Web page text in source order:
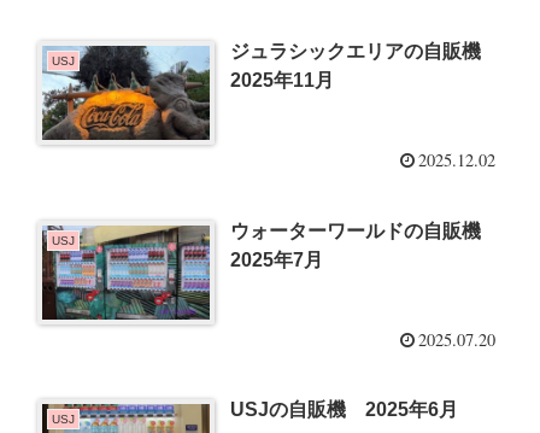
USJ
ジュラシックエリアの自販機
2025年11月
2025.12.02
USJ
ウォーターワールドの自販機
2025年7月
2025.07.20
USJ USJの自販機 2025年6月